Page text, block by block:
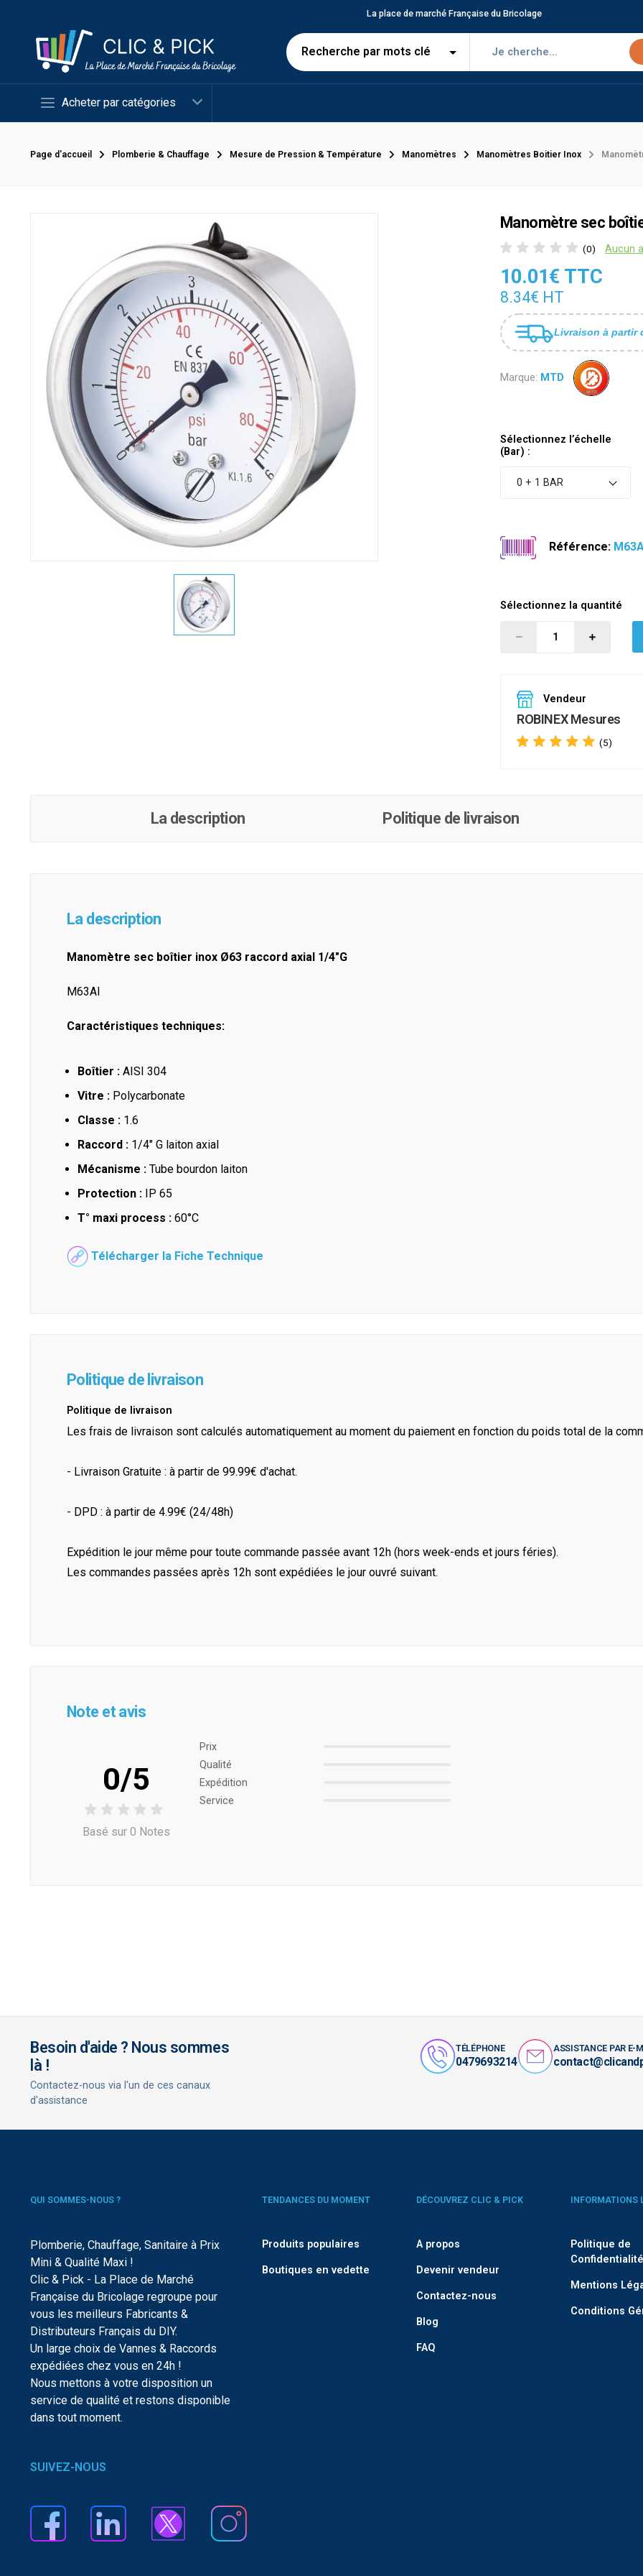
La place de marché Française du Bricolage
Acheter par catégories
Page d'accueil Plomberie & Chauffage Mesure de Pression & Température Manomètres Manomètres Boitier Inox
Manomètre sec
(0) Aucun
10.01€ TTC
8.34€ HT
Livraison à partir
Marque: MTD
Sélectionnez l’échelle
(Bar) :
0 + 1 BAR
Référence:
Sélectionnez la quantité
Vendeur
ROBINEX Mesures
(5)
La description Politique de livraison
La description
Manomètre sec boîtier inox Ø63 raccord axial 1/4"G
M63AI
Caractéristiques techniques:
Boîtier : AISI 304
Vitre : Polycarbonate
Classe : 1.6
Raccord : 1/4" G laiton axial
Mécanisme : Tube bourdon laiton
Protection : IP 65
T° maxi process : 60°C
Télécharger la Fiche Technique
Politique de livraison
Politique de livraison
Les frais de livraison sont calculés automatiquement au moment du paiement en fonction du poids total de la
- Livraison Gratuite : à partir de 99.99€ d'achat.
- DPD : à partir de 4.99€ (24/48h)
Expédition le jour même pour toute commande passée avant 12h (hors week-ends et jours féries).
Les commandes passées après 12h sont expédiées le jour ouvré suivant.
Note et avis
0/5
Basé sur 0 Notes
Prix ​​
Qualité
Expédition
Service
Besoin d'aide ? Nous sommes
là !
Contactez-nous via l'un de ces canaux
d'assistance
TÉLÉPHONE
0479693214
ASSISTANCE PAR E-
QUI SOMMES-NOUS ?
Plomberie, Chauffage, Sanitaire à Prix
Mini & Qualité Maxi !
Clic & Pick - La Place de Marché
Française du Bricolage regroupe pour
vous les meilleurs Fabricants &
Distributeurs Français du DIY.
Un large choix de Vannes & Raccords
expédiées chez vous en 24h !
Nous mettons à votre disposition un
service de qualité et restons disponible
dans tout moment.
TENDANCES DU MOMENT
Produits populaires
Boutiques en vedette
DÉCOUVREZ CLIC & PICK
A propos
Devenir vendeur
Contactez-nous
Blog
FAQ
INFORMATIONS
Politique de
Confidentialité
Mentions
Conditions
SUIVEZ-NOUS